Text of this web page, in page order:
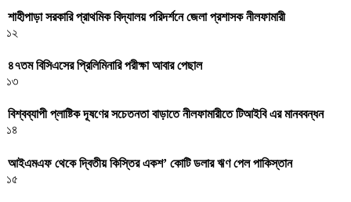
শাহীপাড়া সরকারি প্রাথমিক বিদ্যালয় পরিদর্শনে জেলা প্রশাসক নীলফামারী
১২
৪৭তম বিসিএসের প্রিলিমিনারি পরীক্ষা আবার পেছাল
১৩
বিশ্বব্যাপী প্লাষ্টিক দূষণের সচেতনতা বাড়াতে নীলফামারীতে টিআইবি এর মানববন্ধন
১৪
আইএমএফ থেকে দ্বিতীয় কিস্তির একশ’ কোটি ডলার ঋণ পেল পাকিস্তান
১৫